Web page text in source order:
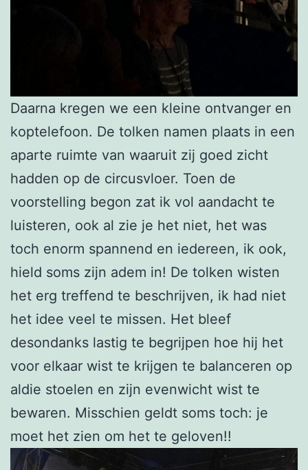
Daarna kregen we een kleine ontvanger en
koptelefoon. De tolken namen plaats in een
aparte ruimte van waaruit zij goed zicht
hadden op de circusvloer. Toen de
voorstelling begon zat ik vol aandacht te
luisteren, ook al zie je het niet, het was
toch enorm spannend en iedereen, ik ook,
hield soms zijn adem in! De tolken wisten
het erg treffend te beschrijven, ik had niet
het idee veel te missen. Het bleef
desondanks lastig te begrijpen hoe hij het
voor elkaar wist te krijgen te balanceren op
aldie stoelen en zijn evenwicht wist te
bewaren. Misschien geldt soms toch: je
moet het zien om het te geloven!!